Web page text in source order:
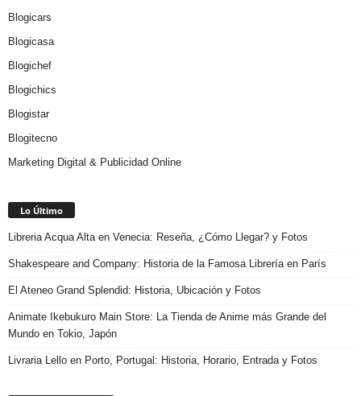
Blogicars
Blogicasa
Blogichef
Blogichics
Blogistar
Blogitecno
Marketing Digital & Publicidad Online
Lo Último
Libreria Acqua Alta en Venecia: Reseña, ¿Cómo Llegar? y Fotos
Shakespeare and Company: Historia de la Famosa Librería en París
El Ateneo Grand Splendid: Historia, Ubicación y Fotos
Animate Ikebukuro Main Store: La Tienda de Anime más Grande del
Mundo en Tokio, Japón
Livraria Lello en Porto, Portugal: Historia, Horario, Entrada y Fotos